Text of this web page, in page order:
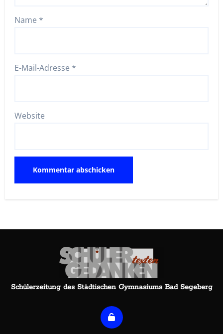
Name *
E-Mail-Adresse *
Website
Schülerzeitung des Städtischen Gymnasiums Bad Segeberg